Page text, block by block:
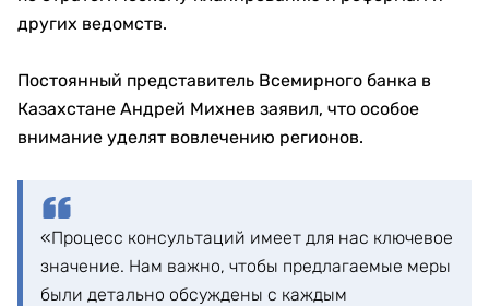
других ведомств.
Постоянный представитель Всемирного банка в
Казахстане Андрей Михнев заявил, что особое
внимание уделят вовлечению регионов.
«Процесс консультаций имеет для нас ключевое
значение. Нам важно, чтобы предлагаемые меры
были детально обсуждены с каждым